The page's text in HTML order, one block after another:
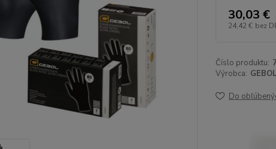
30,03 €
24,42 € bez
Číslo produktu:
Výrobca: GEBOL
Do